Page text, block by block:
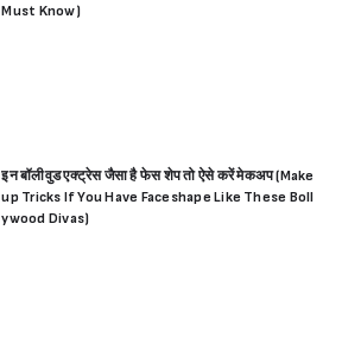
Must Know)
इन बॉलीवुड एक्ट्रेस जैसा है फेस शेप तो ऐसे करें मेकअप (Make
up Tricks If You Have Faceshape Like These Boll
ywood Divas)